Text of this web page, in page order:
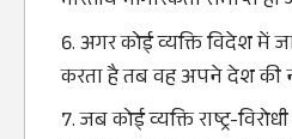
अगर कोई व्‍यक्ति विदेश में
करता है तब वह अपने देश की
जब कोई व्‍यक्ति राष्‍ट्र-